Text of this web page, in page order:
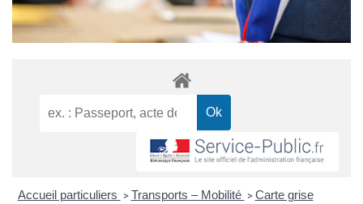
Accueil particuliers > Transports – Mobilité > Carte grise